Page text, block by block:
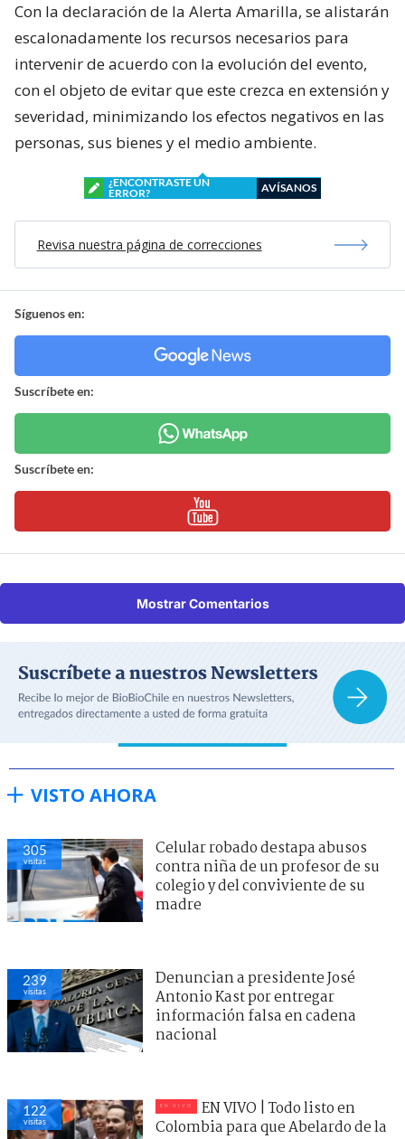
Con la declaración de la Alerta Amarilla, se alistarán
escalonadamente los recursos necesarios para
intervenir de acuerdo con la evolución del evento,
con el objeto de evitar que este crezca en extensión y
severidad, minimizando los efectos negativos en las
personas, sus bienes y el medio ambiente.
¿ENCONTRASTE UN
ERROR?
AVÍSANOS
Revisa nuestra página de correcciones
Síguenos en:
Suscríbete en:
Suscríbete en:
Mostrar Comentarios
VISTO AHORA
305
visitas
Celular robado destapa abusos
contra niña de un profesor de su
colegio y del conviviente de su
madre
239
visitas
Denuncian a presidente José
Antonio Kast por entregar
información falsa en cadena
nacional
122
visitas
EN VIVO | Todo listo en
Colombia para que Abelardo de la